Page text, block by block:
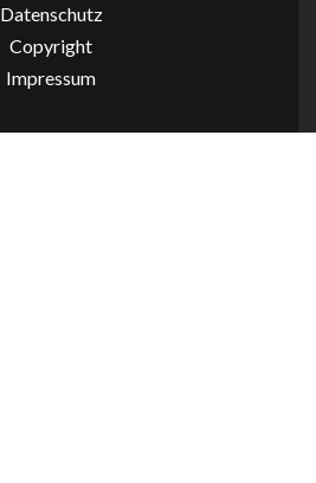
Datenschutz
Copyright
Impressum